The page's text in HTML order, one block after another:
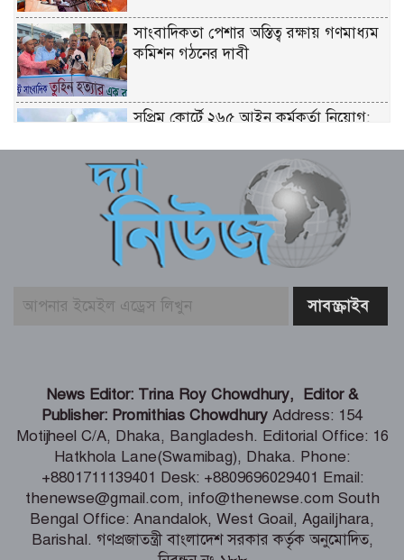
সাংবাদিকতা পেশার অস্তিত্ব রক্ষায় গণমাধ্যম
কমিশন গঠনের দাবী
সুপ্রিম কোর্টে ২৬৫ আইন কর্মকর্তা নিয়োগ:
ইতালি যাওয়ার পথে লিবিয়ায় বন্দি যুবক,
দেড় বছর ধরে নেই খোঁজ!
ডেপুটি স্পিকারের নামে জাল ডিও পত্র তৈরি,
এসি ল্যান্ডের বিরুদ্ধে মামলা
পরীক্ষাগার, কমবে মাদক মামলার জট –
স্বরাষ্ট্রমন্ত্রী
ফ্যাসিস্টের ভাষায় বলা হচ্ছে সরকারকে ৫
বছরও যেতে দেয়া হবে না – মির্জা ফখরুল
গণমাধ্যমের ওপর কোনো গোয়েন্দা চাপ
News Editor: Trina Roy Chowdhury, Editor &
Publisher: Promithias Chowdhury Address: 154
Motijheel C/A, Dhaka, Bangladesh. Editorial Office: 16
Hatkhola Lane(Swamibag), Dhaka. Phone:
+8801711139401 Desk: +8809696029401 Email:
thenewse@gmail.com, info@thenewse.com South
Bengal Office: Anandalok, West Goail, Agailjhara,
Barishal. গণপ্রজাতন্ত্রী বাংলাদেশ সরকার কর্তৃক অনুমোদিত,